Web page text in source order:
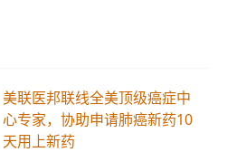
美联医邦联线全美顶级癌症中
心专家，协助申请肺癌新药10
天用上新药